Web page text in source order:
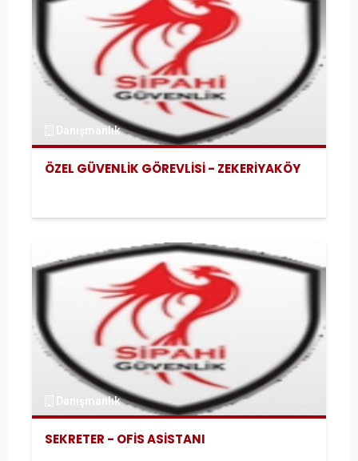
Danışmanlık
ÖZEL GÜVENLİK GÖREVLİSİ - ZEKERİYAKÖY
Danışmanlık
SEKRETER - OFİS ASİSTANI